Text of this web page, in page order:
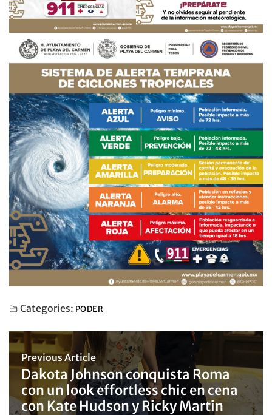
Categories: PODER
Previous Article
Dakota Johnson conquista Roma
con un look effortless chic en cena
con Kate Hudson y Ricky Martin